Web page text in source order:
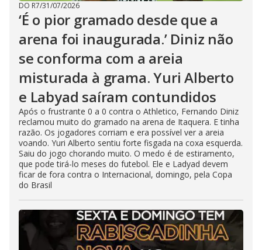
DO R7/31/07/2026
‘É o pior gramado desde que a
arena foi inaugurada.’ Diniz não
se conforma com a areia
misturada à grama. Yuri Alberto
e Labyad saíram contundidos
Após o frustrante 0 a 0 contra o Athletico, Fernando Diniz
reclamou muito do gramado na arena de Itaquera. E tinha
razão. Os jogadores corriam e era possível ver a areia
voando. Yuri Alberto sentiu forte fisgada na coxa esquerda.
Saiu do jogo chorando muito. O medo é de estiramento,
que pode tirá-lo meses do futebol. Ele e Ladyad devem
ficar de fora contra o Internacional, domingo, pela Copa
do Brasil